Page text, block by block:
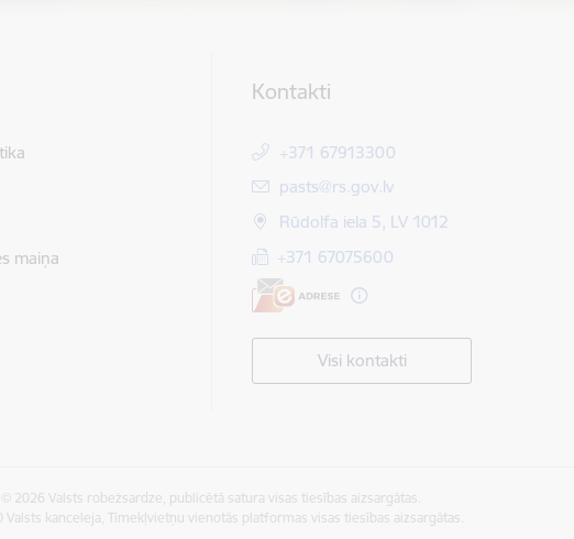
maiņa
Kontakti
+371 67913300
E-pasts:
pasts@rs.gov.lv
Rūdolfa iela 5, LV 1012
+371 67075600
Visi kontakti
© 2026 Valsts robežsardze, publicētā satura visas tiesības aizsargātas.
Valsts kanceleja, Tīmekļvietņu vienotās platformas visas tiesības aizsargātas.